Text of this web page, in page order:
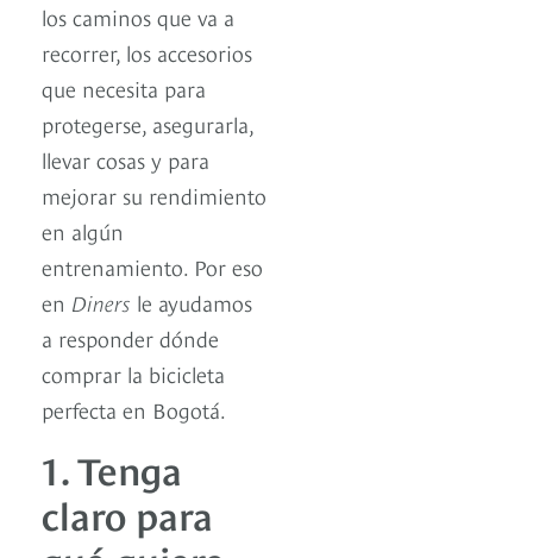
los caminos que va a
recorrer, los accesorios
que necesita para
protegerse, asegurarla,
llevar cosas y para
mejorar su rendimiento
en algún
entrenamiento. Por eso
en Diners le ayudamos
a responder dónde
comprar la bicicleta
perfecta en Bogotá.
1. Tenga
claro para